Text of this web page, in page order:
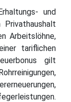
und
Privathaushalt
Arbeitslöhne,
tariflichen
gilt